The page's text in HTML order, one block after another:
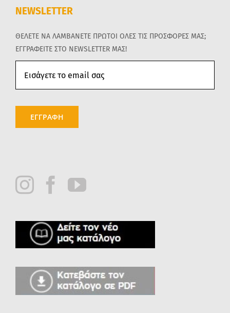
NEWSLETTER
ΘΕΛΕΤΕ ΝΑ ΛΑΜΒΑΝΕΤΕ ΠΡΩΤΟΙ ΟΛΕΣ ΤΙΣ ΠΡΟΣΦΟΡΕΣ ΜΑΣ;
ΕΓΓΡΑΦΕΙΤΕ ΣΤΟ NEWSLETTER ΜΑΣ!
ΕΓΓΡΑΦΗ